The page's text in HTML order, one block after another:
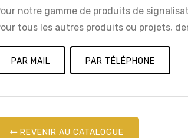
notre gamme de produits de
tous les autres produits ou projets,
PAR MAIL PAR TÉLÉPHONE
REVENIR AU CATALOGUE